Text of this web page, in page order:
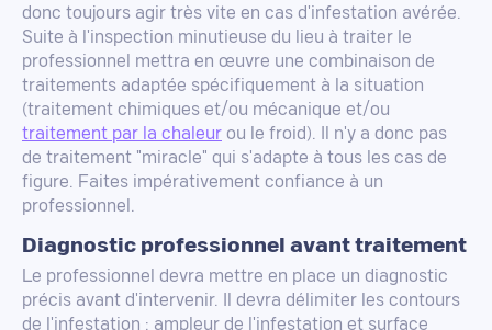
donc toujours agir très vite en cas d'infestation avérée.
Suite à l'inspection minutieuse du lieu à traiter le
professionnel mettra en œuvre une combinaison de
traitements adaptée spécifiquement à la situation
(traitement chimiques et/ou mécanique et/ou
traitement par la chaleur ou le froid). Il n'y a donc pas
de traitement "miracle" qui s'adapte à tous les cas de
figure. Faites impérativement confiance à un
professionnel.
Diagnostic professionnel avant traitement
Le professionnel devra mettre en place un diagnostic
précis avant d'intervenir. Il devra délimiter les contours
de l'infestation : ampleur de l'infestation et surface